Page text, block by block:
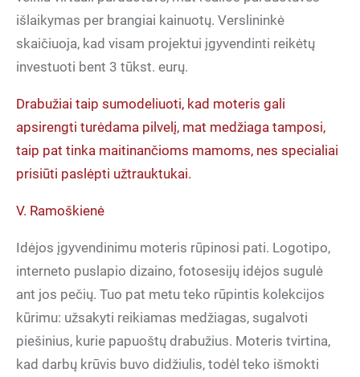
išlaikymas per brangiai kainuotų. Verslininkė
skaičiuoja, kad visam projektui įgyvendinti reikėtų
investuoti bent 3 tūkst. eurų.
Drabužiai taip sumodeliuoti, kad moteris gali
apsirengti turėdama pilvelį, mat medžiaga tamposi,
taip pat tinka maitinančioms mamoms, nes specialiai
prisiūti paslėpti užtrauktukai.
V. Ramoškienė
Idėjos įgyvendinimu moteris rūpinosi pati. Logotipo,
interneto puslapio dizaino, fotosesijų idėjos sugulė
ant jos pečių. Tuo pat metu teko rūpintis kolekcijos
kūrimu: užsakyti reikiamas medžiagas, sugalvoti
piešinius, kurie papuoštų drabužius. Moteris tvirtina,
kad darbų krūvis buvo didžiulis, todėl teko išmokti